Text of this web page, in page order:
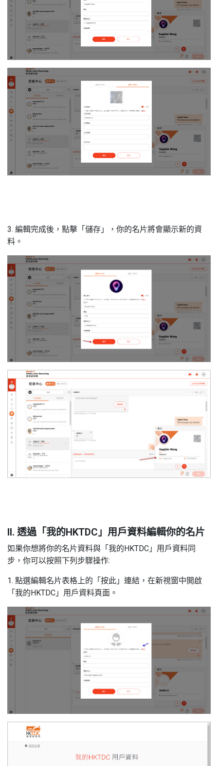
3. 編輯完成後，點擊「儲存」，你的名片將會顯示新的資
料。
II. 透過「我的HKTDC」用戶資料編輯你的名片
如果你想將你的名片資料與「我的HKTDC」用戶資料同
步，你可以按照下列步驟操作:
1. 點選編輯名片表格上的「按此」連結，在新視窗中開啟
「我的HKTDC」用戶資料頁面。